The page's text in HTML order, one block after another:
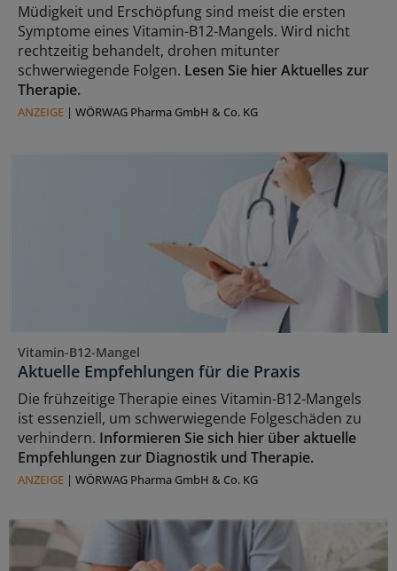
Müdigkeit und Erschöpfung sind meist die ersten
Symptome eines Vitamin-B12-Mangels. Wird nicht
rechtzeitig behandelt, drohen mitunter
schwerwiegende Folgen. Lesen Sie hier Aktuelles zur
Therapie.
ANZEIGE | WÖRWAG Pharma GmbH & Co. KG
Vitamin-B12-Mangel
Aktuelle Empfehlungen für die Praxis
Die frühzeitige Therapie eines Vitamin-B12-Mangels
ist essenziell, um schwerwiegende Folgeschäden zu
verhindern. Informieren Sie sich hier über aktuelle
Empfehlungen zur Diagnostik und Therapie.
ANZEIGE | WÖRWAG Pharma GmbH & Co. KG